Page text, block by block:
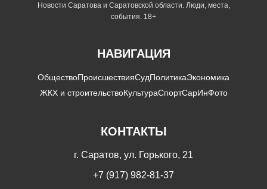
Новости Саратова и Саратовской области. Люди, места,
события. 18+
НАВИГАЦИЯ
ОбществоПроисшествияСудПолитикаЭкономика
ЖКХ и строительствоКультураСпортСарИнФото
КОНТАКТЫ
г. Саратов, ул. Горького, 21
+7 (917) 982-81-37